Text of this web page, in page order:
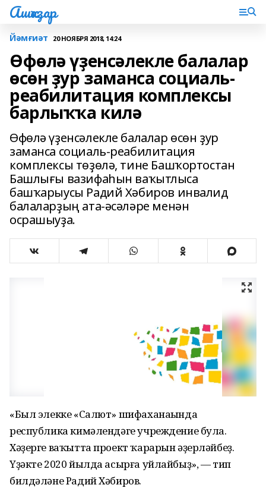
Ашҡаҙар
Йәмғиәт 20 НОЯБРЯ 2018, 14:24
Өфөлә үҙенсәлекле балалар
өсөн ҙур заманса социаль-
реабилитация комплексы
барлыҡҡа килә
Өфөлә үҙенсәлекле балалар өсөн ҙур
заманса социаль-реабилитация
комплексы төҙөлә, тине Башҡортостан
Башлығы вазифаһын ваҡытлыса
башҡарыусы Радий Хәбиров инвалид
балаларҙың ата-әсәләре менән
осрашыуҙа.
«Был элекке «Салют» шифаханаһында
республика кимәлендәге учреждение була.
Хәҙерге ваҡытта проект ҡарарын әҙерләйбеҙ.
Үҙәкте 2020 йылда асырға уйлайбыҙ», — тип
билдәләне Радий Хәбиров.